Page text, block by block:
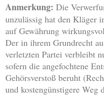
Anmerkung: Die
unzulässig hat den Kläger
auf Gewährung
Der in ihrem Grundrecht
verletzten Partei verbleibt
sofern die angefochtene
Gehörsverstoß beruht
und kostengünstigere Weg